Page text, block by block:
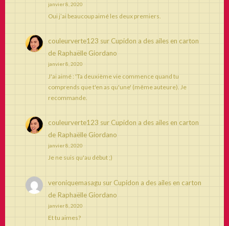
janvier 8, 2020
Oui j’ai beaucoup aimé les deux premiers.
couleurverte123 sur Cupidon a des ailes en carton
de Raphaëlle Giordano
janvier 8, 2020
J'ai aimé : 'Ta deuxième vie commence quand tu
comprends que t'en as qu'une' (même auteure). Je
recommande.
couleurverte123 sur Cupidon a des ailes en carton
de Raphaëlle Giordano
janvier 8, 2020
Je ne suis qu'au début ;)
veroniquemasagu sur Cupidon a des ailes en carton
de Raphaëlle Giordano
janvier 8, 2020
Et tu aimes?